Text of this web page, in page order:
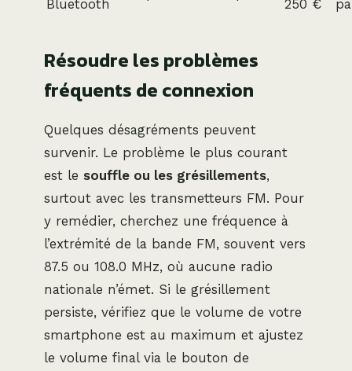
Bluetooth 250 €
Résoudre les problèmes
fréquents de connexion
Quelques désagréments peuvent
survenir. Le problème le plus courant
est le souffle ou les grésillements,
surtout avec les transmetteurs FM. Pour
y remédier, cherchez une fréquence à
l’extrémité de la bande FM, souvent vers
87.5 ou 108.0 MHz, où aucune radio
nationale n’émet. Si le grésillement
persiste, vérifiez que le volume de votre
smartphone est au maximum et ajustez
le volume final via le bouton de